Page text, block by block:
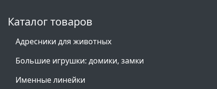
Каталог товаров
Адресники для животных
Большие игрушки: домики, замки
Именные линейки